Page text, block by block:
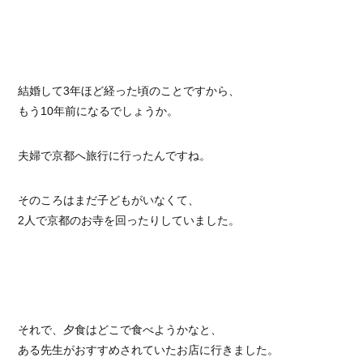
結婚して3年ほど経った頃のことですから、
もう10年前になるでしょうか。
夫婦で京都へ旅行に行ったんですね。
そのころはまだ子どもがいなくて、
2人で京都のお寺を回ったりしていました。
それで、夕食はどこで食べようかなと、
ある先生がおすすめされていたお店に行きました。